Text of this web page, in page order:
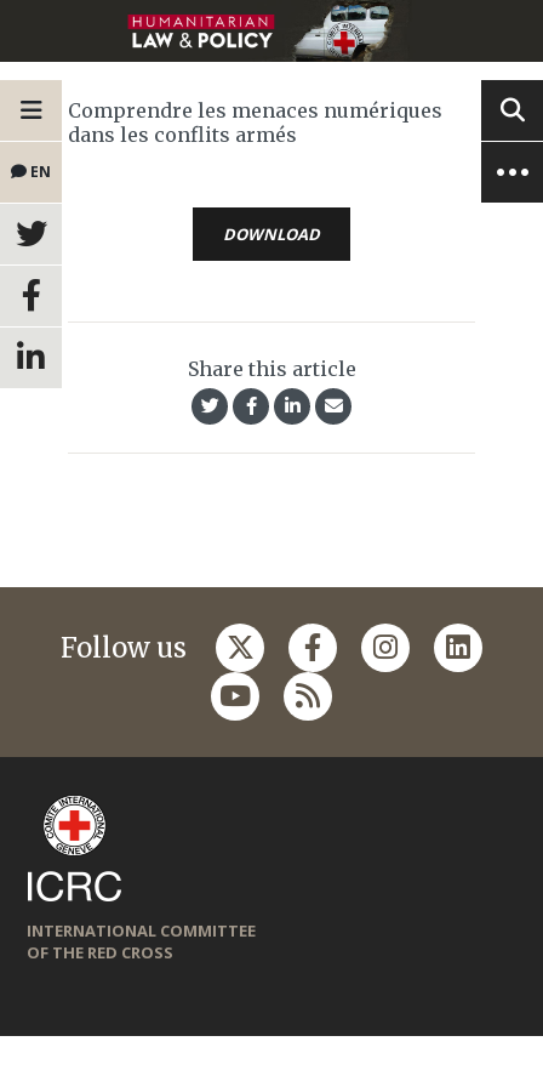
EN
Comprendre les menaces numériques
dans les conflits armés
DOWNLOAD
Share this article
Follow us
INTERNATIONAL COMMITTEE
OF THE RED CROSS